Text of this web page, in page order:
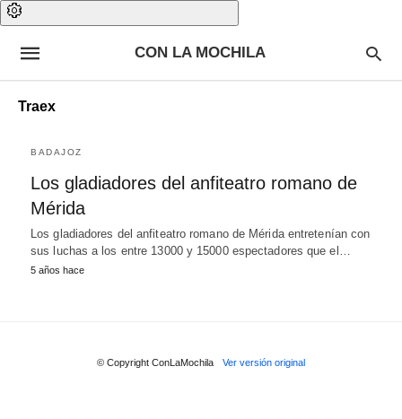
CON LA MOCHILA
Traex
BADAJOZ
Los gladiadores del anfiteatro romano de
Mérida
Los gladiadores del anfiteatro romano de Mérida entretenían con
sus luchas a los entre 13000 y 15000 espectadores que el…
5 años hace
© Copyright ConLaMochila Ver versión original